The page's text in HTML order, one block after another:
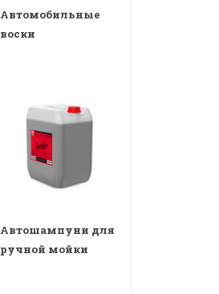
Автомобильные
воски
Автошампуни для
ручной мойки